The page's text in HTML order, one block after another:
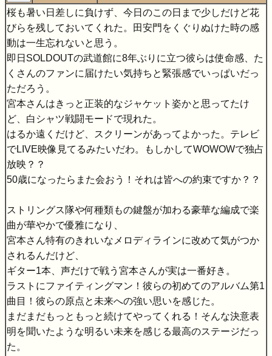
桜も暑い日差しに負けず、今日のこの日まで少しだけど花
びらを残しておいてくれた。田安門をくぐりぬけた時の感
動は一生忘れないと思う。
即日SOLDOUTの武道館に8年ぶりに立つ彼らは使命感、た
くさんのファンに届けたい気持ちと緊張感でいっぱいだっ
ただろう。
宮本さんはきっと正装的なジャケット姿かと思ってたけ
ど、白シャツ戦闘モードで現れた。
はるか遠くだけど、スクリーンがあってよかった。テレビ
でLIVE映像見てるみたいだわ。もしかしてWOWOWで独占
放映？？
50歳になったらまた会おう！それは皆への約束ですか？？
ストリングス隊や何種類もの鍵盤が加わる豪華な編成で楽
曲が華やかで優雅になり、
宮本さん特有のきれいなメロディラインに改めて気がつか
されるんだけど、
ギター1本、声だけで戦う宮本さんが実は一番好き。
ラストにファイティングマン！彼らの初めてのアルバム第1
曲目！彼らの原点と未来への強い思いを感じた。
まだまだもっともっと続けてやってくれる！そんな決意表
明を聞いたような明るい未来を感じる最高のステージだっ
た。